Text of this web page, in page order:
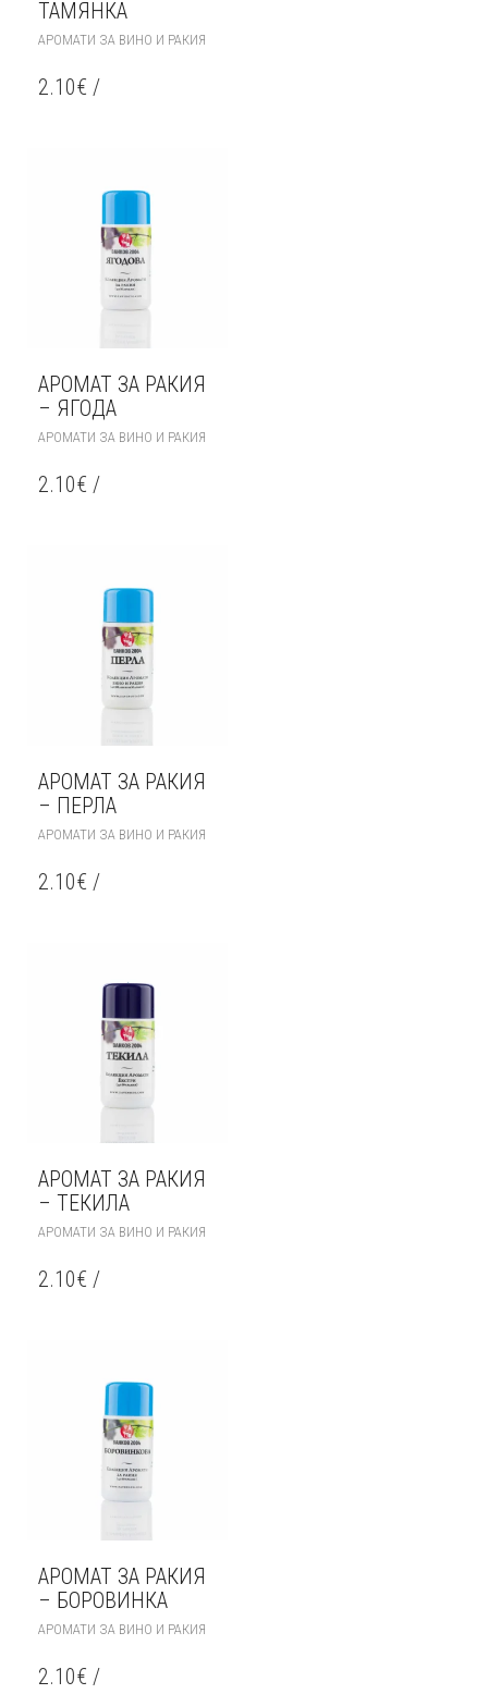
ТАМЯНКА
АРОМАТИ ЗА ВИНО И РАКИЯ
2.10€ /
АРОМАТ ЗА РАКИЯ
– ЯГОДА
АРОМАТИ ЗА ВИНО И РАКИЯ
2.10€ /
АРОМАТ ЗА РАКИЯ
– ПЕРЛА
АРОМАТИ ЗА ВИНО И РАКИЯ
2.10€ /
АРОМАТ ЗА РАКИЯ
– ТЕКИЛА
АРОМАТИ ЗА ВИНО И РАКИЯ
2.10€ /
АРОМАТ ЗА РАКИЯ
– БОРОВИНКА
АРОМАТИ ЗА ВИНО И РАКИЯ
2.10€ /